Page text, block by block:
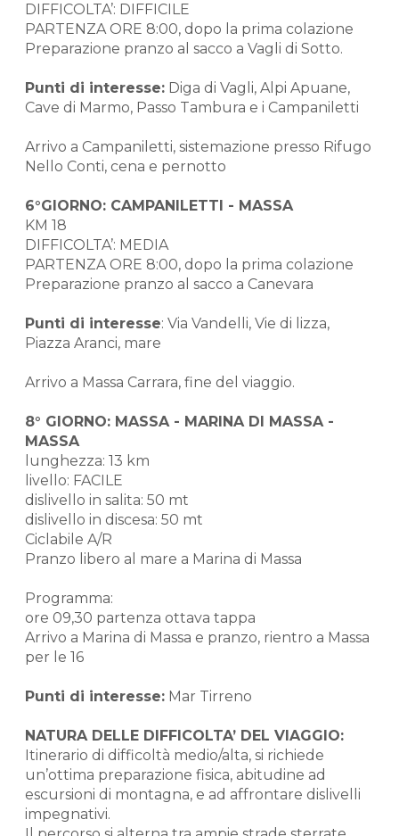
DIFFICOLTA’: DIFFICILE
PARTENZA ORE 8:00, dopo la prima colazione
Preparazione pranzo al sacco a Vagli di Sotto.
Punti di interesse: Diga di Vagli, Alpi Apuane,
Cave di Marmo, Passo Tambura e i Campaniletti
Arrivo a Campaniletti, sistemazione presso Rifugo
Nello Conti, cena e pernotto
6°GIORNO: CAMPANILETTI - MASSA
KM 18
DIFFICOLTA’: MEDIA
PARTENZA ORE 8:00, dopo la prima colazione
Preparazione pranzo al sacco a Canevara
Punti di interesse: Via Vandelli, Vie di lizza,
Piazza Aranci, mare
Arrivo a Massa Carrara, fine del viaggio.
8° GIORNO: MASSA - MARINA DI MASSA -
MASSA
lunghezza: 13 km
livello: FACILE
dislivello in salita: 50 mt
dislivello in discesa: 50 mt
Ciclabile A/R
Pranzo libero al mare a Marina di Massa
Programma:
ore 09,30 partenza ottava tappa
Arrivo a Marina di Massa e pranzo, rientro a Massa
per le 16
Punti di interesse: Mar Tirreno
NATURA DELLE DIFFICOLTA’ DEL VIAGGIO:
Itinerario di difficoltà medio/alta, si richiede
un’ottima preparazione fisica, abitudine ad
escursioni di montagna, e ad affrontare dislivelli
impegnativi.